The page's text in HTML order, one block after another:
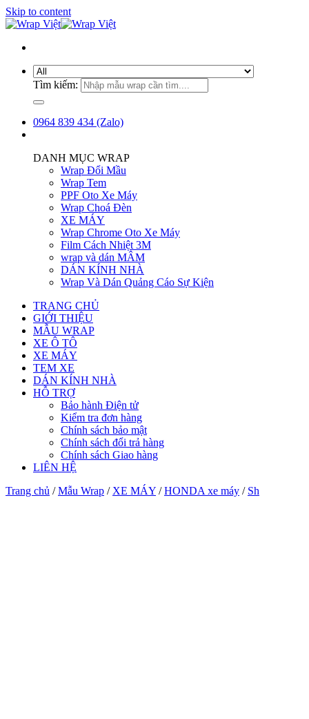
Skip to content
Tìm kiếm:
0964 839 434 (Zalo)
DANH MỤC WRAP
Wrap Đổi Mầu
Wrap Tem
PPF Oto Xe Máy
Wrap Choá Đèn
XE MÁY
Wrap Chrome Oto Xe Máy
Film Cách Nhiệt 3M
wrap và dán MÂM
DÁN KÍNH NHÀ
Wrap Và Dán Quảng Cáo Sự Kiện
TRANG CHỦ
GIỚI THIỆU
MẪU WRAP
XE Ô TÔ
XE MÁY
TEM XE
DÁN KÍNH NHÀ
HỖ TRỢ
Bảo hành Điện tử
Kiểm tra đơn hàng
Chính sách bảo mật
Chính sách đổi trả hàng
Chính sách Giao hàng
LIÊN HỆ
Trang chủ / Mẫu Wrap / XE MÁY / HONDA xe máy / Sh